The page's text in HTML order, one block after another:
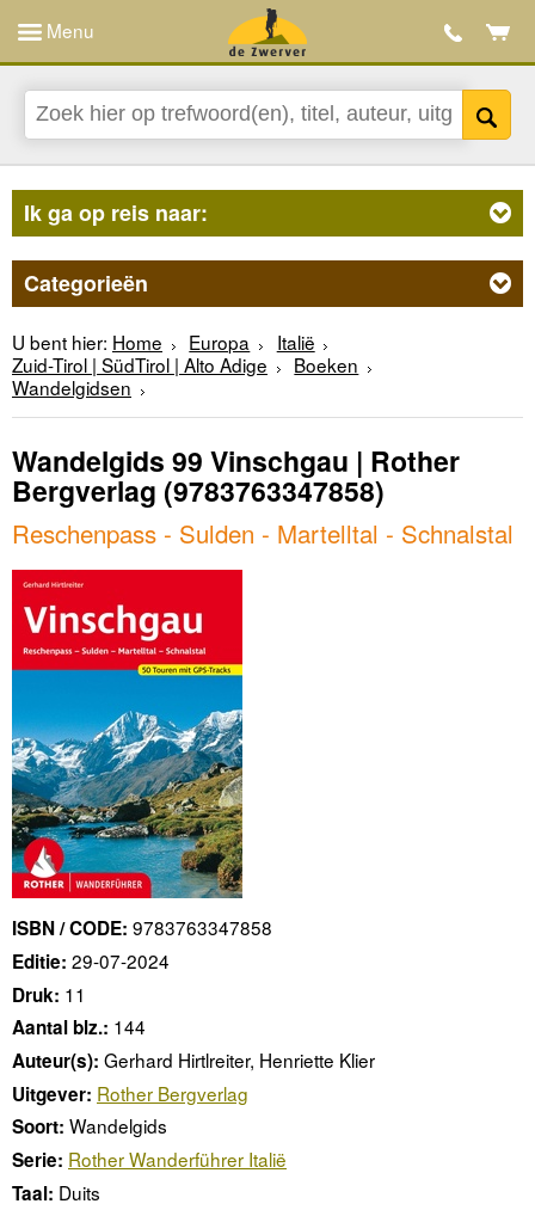
Menu
Ik ga op reis naar:
Categorieën
U bent hier: Home Europa
Italië
Zuid-Tirol | SüdTirol | Alto Adige
Boeken
Wandelgidsen
Wandelgids 99 Vinschgau | Rother
Bergverlag (9783763347858)
Reschenpass - Sulden - Martelltal - Schnalstal
ISBN / CODE: 9783763347858
Editie: 29-07-2024
Druk: 11
Aantal blz.: 144
Auteur(s): Gerhard Hirtlreiter, Henriette Klier
Uitgever: Rother Bergverlag
Soort: Wandelgids
Serie: Rother Wanderführer Italië
Taal: Duits